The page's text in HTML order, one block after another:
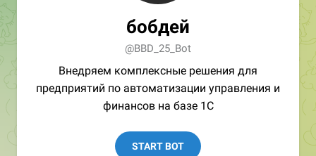
бобдей
@BBD_25_Bot
Внедряем комплексные решения для
предприятий по автоматизации управления и
финансов на базе 1С
START BOT